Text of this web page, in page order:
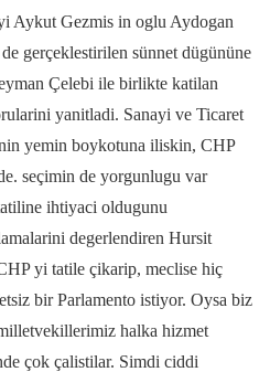
Aykut Gezmis in oglu Aydogan
gerçeklestirilen sünnet dügününe
Çelebi ile birlikte katilan
yanitladi. Sanayi ve Ticaret
yemin boykotuna iliskin, CHP
seçimin de yorgunlugu var
ihtiyaci oldugunu
degerlendiren Hursit
yi tatile çikarip, meclise hiç
bir Parlamento istiyor. Oysa biz
halka hizmet
çok çalistilar. Simdi ciddi